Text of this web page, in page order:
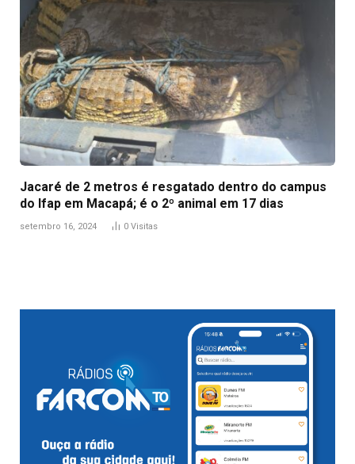
Jacaré de 2 metros é resgatado dentro do campus
do Ifap em Macapá; é o 2º animal em 17 dias
setembro 16, 2024 0 Visitas